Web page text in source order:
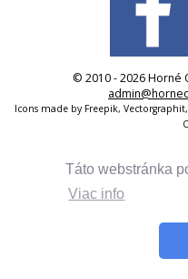
Táto webstránka
Viac info
© 2010 - 2026 Horné
Icons made by Freepik, Vectorgraphit,